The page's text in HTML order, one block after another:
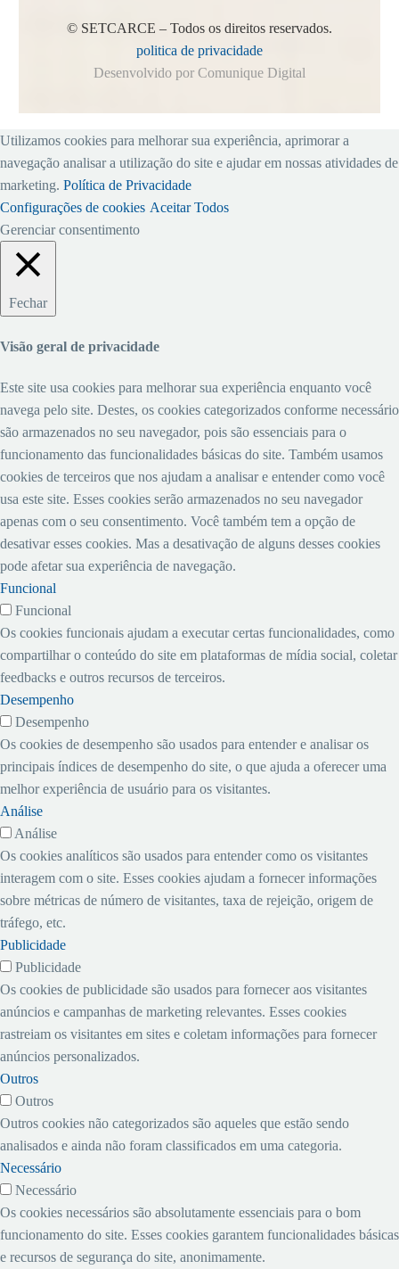
© SETCARCE – Todos os direitos reservados.
politica de privacidade
Desenvolvido por Comunique Digital
Utilizamos cookies para melhorar sua experiência, aprimorar a
navegação analisar a utilização do site e ajudar em nossas atividades de
marketing. Política de Privacidade
Configurações de cookies Aceitar Todos
Gerenciar consentimento
Fechar
Visão geral de privacidade
Este site usa cookies para melhorar sua experiência enquanto você
navega pelo site. Destes, os cookies categorizados conforme necessário
são armazenados no seu navegador, pois são essenciais para o
funcionamento das funcionalidades básicas do site. Também usamos
cookies de terceiros que nos ajudam a analisar e entender como você
usa este site. Esses cookies serão armazenados no seu navegador
apenas com o seu consentimento. Você também tem a opção de
desativar esses cookies. Mas a desativação de alguns desses cookies
pode afetar sua experiência de navegação.
Funcional
Funcional
Os cookies funcionais ajudam a executar certas funcionalidades, como
compartilhar o conteúdo do site em plataformas de mídia social, coletar
feedbacks e outros recursos de terceiros.
Desempenho
Desempenho
Os cookies de desempenho são usados ​​para entender e analisar os
principais índices de desempenho do site, o que ajuda a oferecer uma
melhor experiência de usuário para os visitantes.
Análise
Análise
Os cookies analíticos são usados ​​para entender como os visitantes
interagem com o site. Esses cookies ajudam a fornecer informações
sobre métricas de número de visitantes, taxa de rejeição, origem de
tráfego, etc.
Publicidade
Publicidade
Os cookies de publicidade são usados ​​para fornecer aos visitantes
anúncios e campanhas de marketing relevantes. Esses cookies
rastreiam os visitantes em sites e coletam informações para fornecer
anúncios personalizados.
Outros
Outros
Outros cookies não categorizados são aqueles que estão sendo
analisados ​​e ainda não foram classificados em uma categoria.
Necessário
Necessário
Os cookies necessários são absolutamente essenciais para o bom
funcionamento do site. Esses cookies garantem funcionalidades básicas
e recursos de segurança do site, anonimamente.